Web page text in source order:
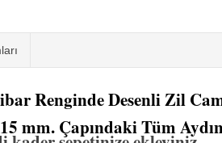
Renginde Desenli Zil
mm. Çapındaki Tüm